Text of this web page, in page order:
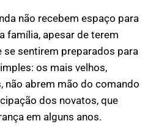
não recebem espaço para
família, apesar de terem
sentirem preparados para
os mais velhos,
não abrem mão do comando
dos novatos, que
em alguns anos.